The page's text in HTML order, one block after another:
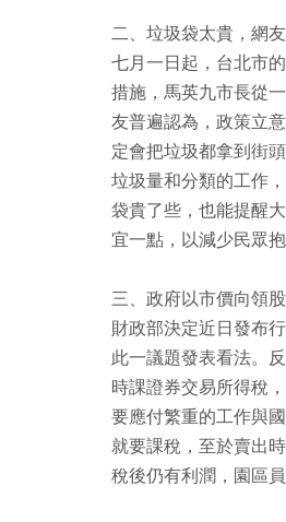
二、垃圾袋太貴，網友
七月一日起，台北市
措施，馬英九市長從
友普遍認為，政策立
定會把垃圾都拿到街
垃圾量和分類的工作
袋貴了些，也能提醒
宜一點，以減少民眾
三、政府以市價向領
財政部決定近日發布
此一議題發表看法。
時課證券交易所得稅
要應付繁重的工作與
就要課稅，至於賣出
稅後仍有利潤，園區